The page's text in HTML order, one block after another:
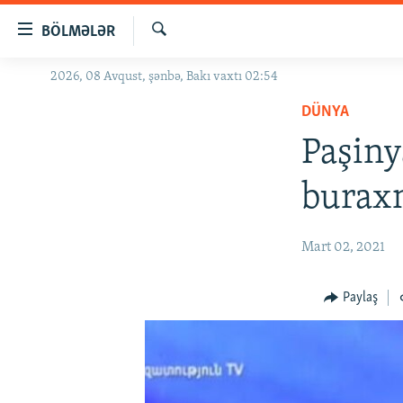
BÖLMƏLƏR
GÜNDƏM
Axtar
2026, 08 Avqust, şənbə, Bakı vaxtı 02:54
DÜNYA
Mart 02, 2021
Paylaş